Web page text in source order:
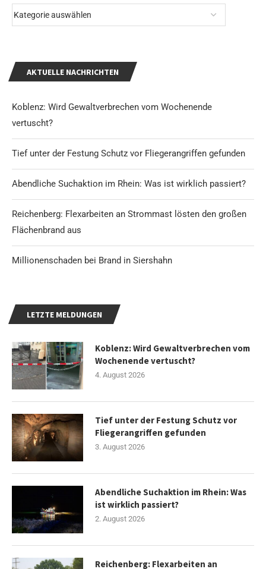
AKTUELLE NACHRICHTEN
Koblenz: Wird Gewaltverbrechen vom Wochenende
vertuscht?
Tief unter der Festung Schutz vor Fliegerangriffen gefunden
Abendliche Suchaktion im Rhein: Was ist wirklich passiert?
Reichenberg: Flexarbeiten an Strommast lösten den großen
Flächenbrand aus
Millionenschaden bei Brand in Siershahn
LETZTE MELDUNGEN
Koblenz: Wird Gewaltverbrechen vom
Wochenende vertuscht?
4. August 2026
Tief unter der Festung Schutz vor
Fliegerangriffen gefunden
3. August 2026
Abendliche Suchaktion im Rhein: Was
ist wirklich passiert?
2. August 2026
Reichenberg: Flexarbeiten an